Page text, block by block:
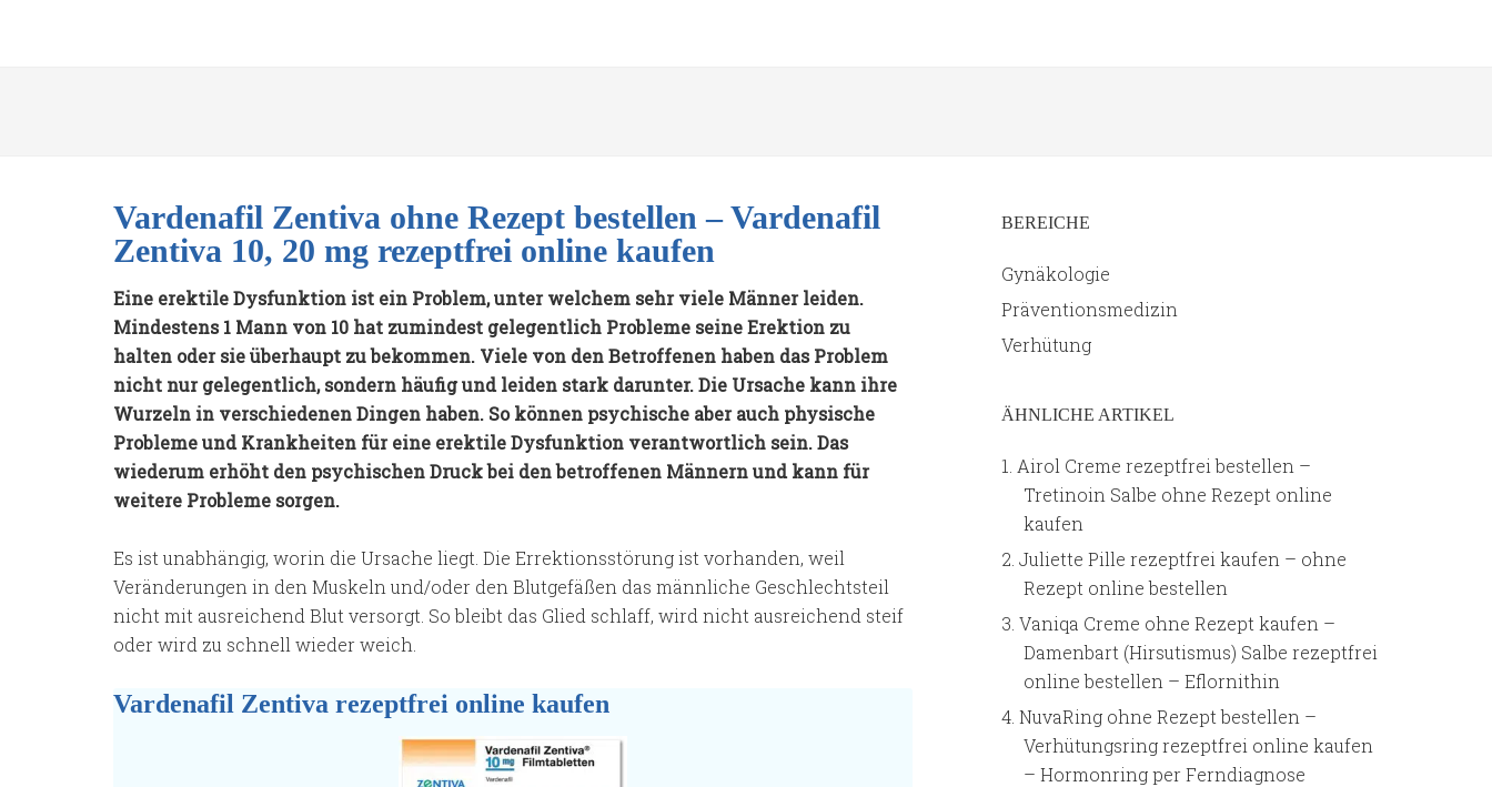
Vardenafil Zentiva ohne Rezept bestellen – Vardenafil
Zentiva 10, 20 mg rezeptfrei online kaufen
Eine erektile Dysfunktion ist ein Problem, unter welchem sehr viele Männer leiden.
Mindestens 1 Mann von 10 hat zumindest gelegentlich Probleme seine Erektion zu
halten oder sie überhaupt zu bekommen. Viele von den Betroffenen haben das Problem
nicht nur gelegentlich, sondern häufig und leiden stark darunter. Die Ursache kann ihre
Wurzeln in verschiedenen Dingen haben. So können psychische aber auch physische
Probleme und Krankheiten für eine erektile Dysfunktion verantwortlich sein. Das
wiederum erhöht den psychischen Druck bei den betroffenen Männern und kann für
weitere Probleme sorgen.
Es ist unabhängig, worin die Ursache liegt. Die Errektionsstörung ist vorhanden, weil
Veränderungen in den Muskeln und/oder den Blutgefäßen das männliche Geschlechtsteil
nicht mit ausreichend Blut versorgt. So bleibt das Glied schlaff, wird nicht ausreichend steif
oder wird zu schnell wieder weich.
Vardenafil Zentiva rezeptfrei online kaufen
BEREICHE
Gynäkologie
Präventionsmedizin
Verhütung
ÄHNLICHE ARTIKEL
Airol Creme rezeptfrei bestellen –
Tretinoin Salbe ohne Rezept online
kaufen
Juliette Pille rezeptfrei kaufen – ohne
Rezept online bestellen
Vaniqa Creme ohne Rezept kaufen –
Damenbart (Hirsutismus) Salbe rezeptfrei
online bestellen – Eflornithin
NuvaRing ohne Rezept bestellen –
Verhütungsring rezeptfrei online kaufen
– Hormonring per Ferndiagnose